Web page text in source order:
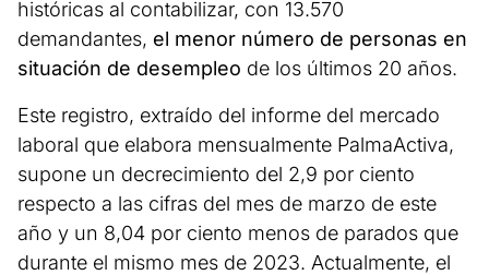
históricas al contabilizar, con 13.570
demandantes, el menor número de personas en
situación de desempleo de los últimos 20 años.
Este registro, extraído del informe del mercado
laboral que elabora mensualmente PalmaActiva,
supone un decrecimiento del 2,9 por ciento
respecto a las cifras del mes de marzo de este
año y un 8,04 por ciento menos de parados que
durante el mismo mes de 2023. Actualmente, el